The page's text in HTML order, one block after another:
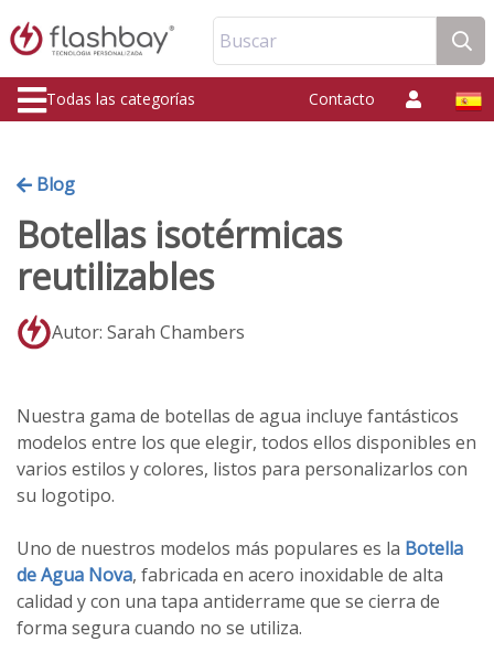
Buscar
Todas las categorías Contacto
Blog
Botellas isotérmicas
reutilizables
Autor: Sarah Chambers
Nuestra gama de botellas de agua incluye fantásticos
modelos entre los que elegir, todos ellos disponibles en
varios estilos y colores, listos para personalizarlos con
su logotipo.
Uno de nuestros modelos más populares es la Botella
de Agua Nova, fabricada en acero inoxidable de alta
calidad y con una tapa antiderrame que se cierra de
forma segura cuando no se utiliza.